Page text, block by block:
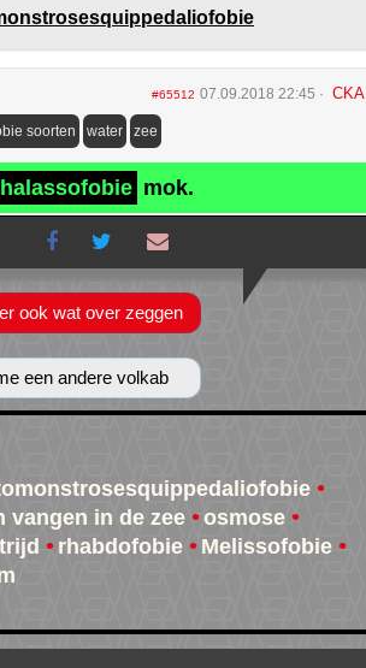
#65512 07.09.2018 22:45 CKA
soorten water zee
mok.
ook wat over zeggen
een andere volkab
vangen in de zee
osmose
rhabdofobie
Melissofobie